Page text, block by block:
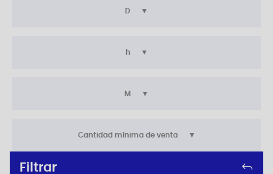
D
h
M
Cantidad mínima de venta
Filtrar